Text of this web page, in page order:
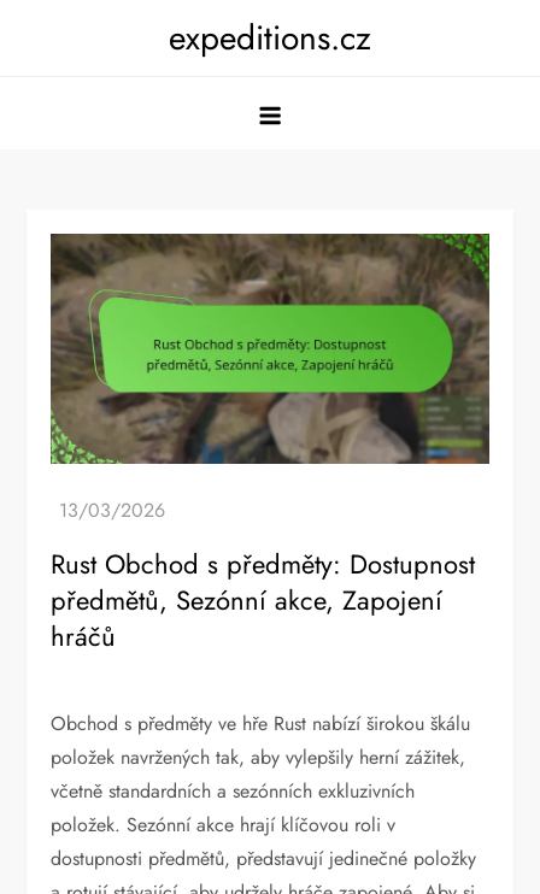
expeditions.cz
Rust Obchod s předměty: Dostupnost
předmětů, Sezónní akce, Zapojení
hráčů
Obchod s předměty ve hře Rust nabízí širokou škálu
položek navržených tak, aby vylepšily herní zážitek,
včetně standardních a sezónních exkluzivních
položek. Sezónní akce hrají klíčovou roli v
dostupnosti předmětů, představují jedinečné položky